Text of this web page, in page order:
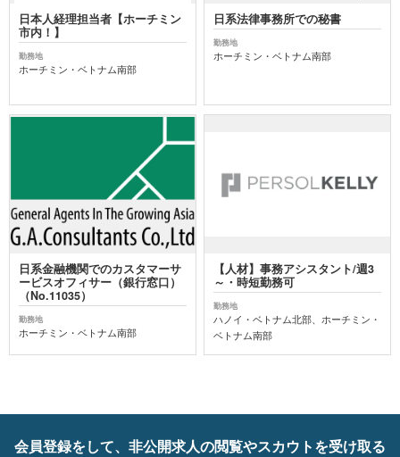
日本人経理担当者【ホーチミン
市内！】
勤務地
ホーチミン・ベトナム南部
日系法律事務所での秘書
勤務地
ホーチミン・ベトナム南部
日系金融機関でのカスタマーサ
ービスオフィサー（銀行窓口）
（No.11035）
勤務地
ホーチミン・ベトナム南部
【人材】事務アシスタント/週3
～・時短勤務可
勤務地
ハノイ・ベトナム北部、ホーチミン・
ベトナム南部
会員登録をして、非公開求人の閲覧やスカウトを受け取る